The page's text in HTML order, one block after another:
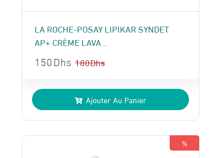
LA ROCHE-POSAY LIPIKAR SYNDET
AP+ CRÈME LAVA ..
180Dhs
prix
initial
était :
180 Dhs.
150Dhs
prix
actuel
est :
150 Dhs.
Ajouter Au Panier
%